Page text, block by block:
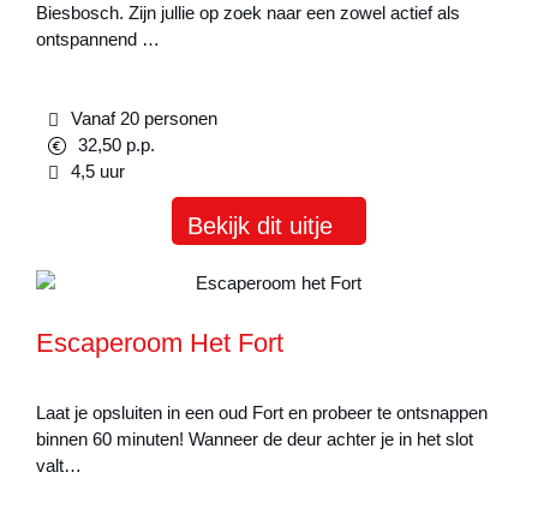
Biesbosch. Zijn jullie op zoek naar een zowel actief als
ontspannend …
Vanaf 20 personen
32,50 p.p.
4,5 uur
Bekijk dit uitje
Escaperoom Het Fort
Laat je opsluiten in een oud Fort en probeer te ontsnappen
binnen 60 minuten! Wanneer de deur achter je in het slot
valt…